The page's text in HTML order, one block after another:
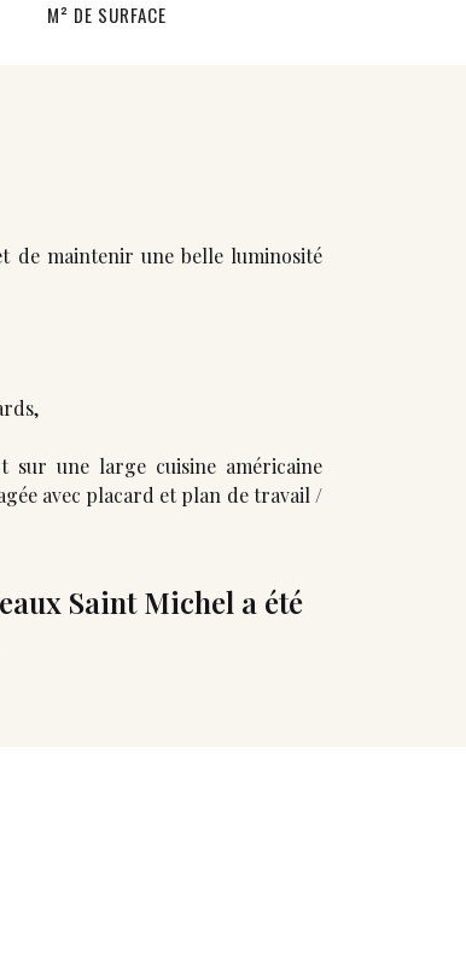
M² DE SURFACE
de maintenir une belle luminosité
sur une large cuisine américaine
avec placard et plan de travail /
Saint Michel a été